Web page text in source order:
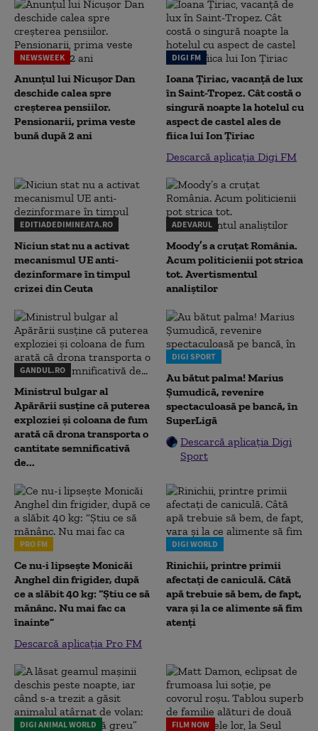
NEWSWEEK
Anunțul lui Nicușor Dan
deschide calea spre
creșterea pensiilor.
Pensionarii, prima veste
bună după 2 ani
DIGI FM
Ioana Țiriac, vacanță de lux
în Saint-Tropez. Cât costă o
singură noapte la hotelul cu
aspect de castel ales de
fiica lui Ion Țiriac
Descarcă aplicația Digi FM
EDITIADEDIMINEATA.RO
Niciun stat nu a activat
mecanismul UE anti-
dezinformare în timpul
crizei din Ceuta
ADEVARUL
Moody’s a cruțat România.
Acum politicienii pot strica
tot. Avertismentul
analiștilor
GANDUL.RO
Ministrul bulgar al
Apărării susține că puterea
exploziei și coloana de fum
arată că drona transporta o
cantitate semnificativă
de...
DIGI SPORT
Au bătut palma! Marius
Șumudică, revenire
spectaculoasă pe bancă, în
SuperLigă
Descarcă aplicația Digi
Sport
PRO FM
Ce nu-i lipsește Monicăi
Anghel din frigider, după
ce a slăbit 40 kg: “Știu ce să
mănânc. Nu mai fac ca
înainte”
Descarcă aplicația Pro FM
DIGI WORLD
Rinichii, printre primii
afectați de caniculă. Câtă
apă trebuie să bem, de fapt,
vara și la ce alimente să fim
atenți
DIGI ANIMAL WORLD FILM NOW